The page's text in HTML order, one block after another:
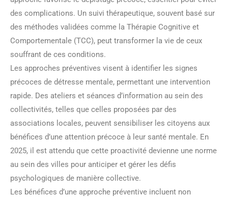
des complications. Un suivi thérapeutique, souvent basé sur
des méthodes validées comme la Thérapie Cognitive et
Comportementale (TCC), peut transformer la vie de ceux
souffrant de ces conditions.
Les approches préventives visent à identifier les signes
précoces de détresse mentale, permettant une intervention
rapide. Des ateliers et séances d’information au sein des
collectivités, telles que celles proposées par des
associations locales, peuvent sensibiliser les citoyens aux
bénéfices d’une attention précoce à leur santé mentale. En
2025, il est attendu que cette proactivité devienne une norme
au sein des villes pour anticiper et gérer les défis
psychologiques de manière collective.
Les bénéfices d’une approche préventive incluent non